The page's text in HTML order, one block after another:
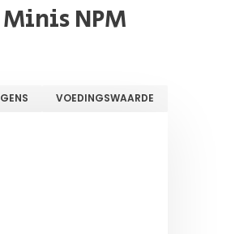
NPM
VOEDINGSWAARDE